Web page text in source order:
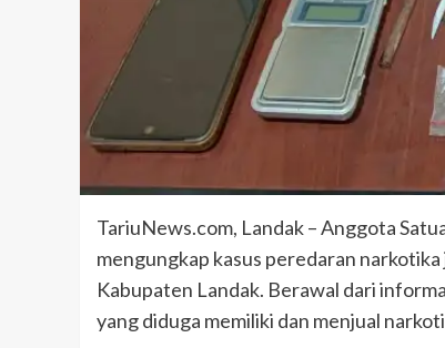
TariuNews.com, Landak – Anggota
mengungkap kasus peredaran
Kabupaten Landak. Berawal dari
yang diduga memiliki dan menjual